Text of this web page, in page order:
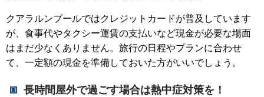
クアラルンプールではクレジットカードが普及しています
が、食事代やタクシー運賃の支払いなど現金が必要な場面
はまだ少なくありません。旅行の日程やプランに合わせ
て、一定額の現金を準備しておいた方がいいでしょう。
長時間屋外で過ごす場合は熱中症対策を！